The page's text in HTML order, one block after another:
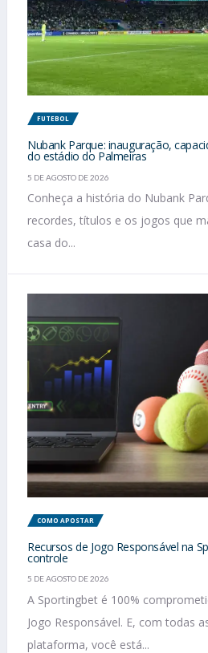
FUTEBOL
Nubank Parque: inauguração,
do estádio do Palmeiras
5 DE AGOSTO DE 2026
Conheça a história do Nubank
recordes, títulos e os jogos que
casa do...
COMO APOSTAR
Recursos de Jogo Responsável na
controle
5 DE AGOSTO DE 2026
A Sportingbet é 100%
Jogo Responsável. E, com todas
plataforma, você está...